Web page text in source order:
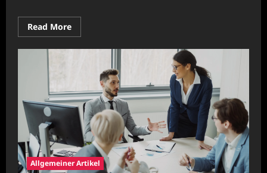
Read MoreRead
more
Nachhaltige
Wettbewerbsentwicklung
Allgemeiner Artikel